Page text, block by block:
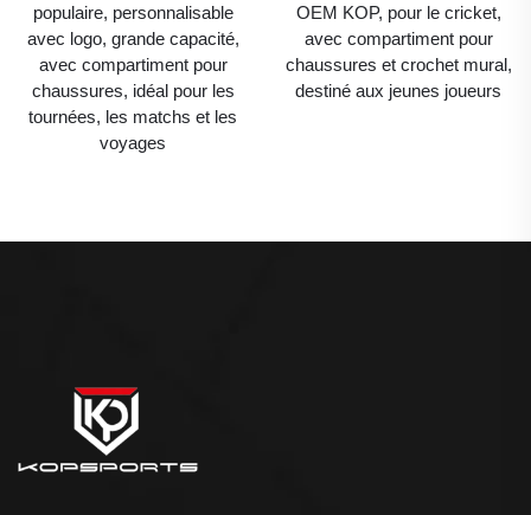
populaire, personnalisable
avec logo, grande capacité,
avec compartiment pour
chaussures, idéal pour les
tournées, les matchs et les
voyages
OEM KOP, pour le cricket,
avec compartiment pour
chaussures et crochet mural,
destiné aux jeunes joueurs